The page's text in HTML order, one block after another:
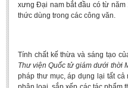
xưng Đại nam bắt đầu có từ
thức dùng trong các công văn.
Tính chất kế thừa và sáng tạo
Thư viện Quốc tử giám dưới thời
pháp thư mục, áp dụng lại tất